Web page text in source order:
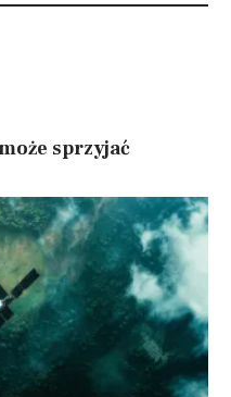
sprzyjać